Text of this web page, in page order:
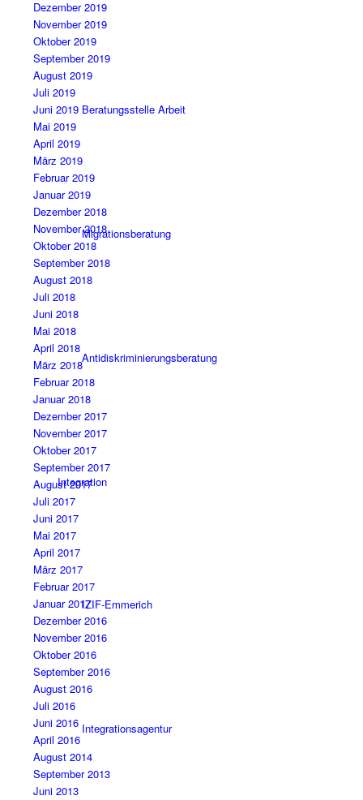
Beratungsstelle Arbeit
Migrationsberatung
Antidiskriminierungsberatung
Integration
IZIF-Emmerich
Integrationsagentur
Dezember 2019
November 2019
Oktober 2019
September 2019
August 2019
Juli 2019
Juni 2019
Mai 2019
April 2019
März 2019
Februar 2019
Januar 2019
Dezember 2018
November 2018
Oktober 2018
September 2018
August 2018
Juli 2018
Juni 2018
Mai 2018
April 2018
März 2018
Februar 2018
Januar 2018
Dezember 2017
November 2017
Oktober 2017
September 2017
August 2017
Juli 2017
Juni 2017
Mai 2017
April 2017
März 2017
Februar 2017
Januar 2017
Dezember 2016
November 2016
Oktober 2016
September 2016
August 2016
Juli 2016
Juni 2016
April 2016
August 2014
September 2013
Juni 2013